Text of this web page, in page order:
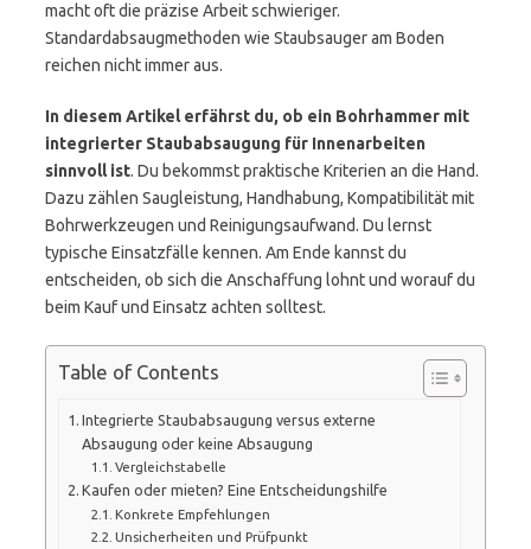
macht oft die präzise Arbeit schwieriger.
Standardabsaugmethoden wie Staubsauger am Boden
reichen nicht immer aus.
In diesem Artikel erfährst du, ob ein Bohrhammer mit
integrierter Staubabsaugung für Innenarbeiten
sinnvoll ist. Du bekommst praktische Kriterien an die Hand.
Dazu zählen Saugleistung, Handhabung, Kompatibilität mit
Bohrwerkzeugen und Reinigungsaufwand. Du lernst
typische Einsatzfälle kennen. Am Ende kannst du
entscheiden, ob sich die Anschaffung lohnt und worauf du
beim Kauf und Einsatz achten solltest.
Table of Contents
Integrierte Staubabsaugung versus externe
Absaugung oder keine Absaugung
Vergleichstabelle
Kaufen oder mieten? Eine Entscheidungshilfe
Konkrete Empfehlungen
Unsicherheiten und Prüfpunkt